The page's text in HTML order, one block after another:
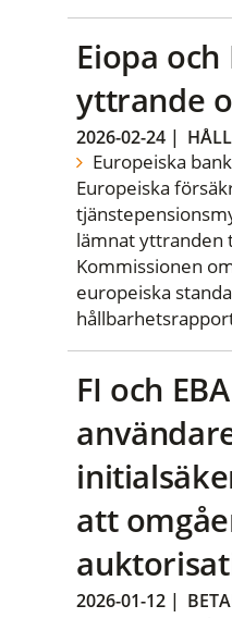
Eiopa
yttrande
2026-02-24 |
Europeiska
Europeiska
lämnat yttranden
Kommissionen
europeiska
FI och
att
2026-01-12 |